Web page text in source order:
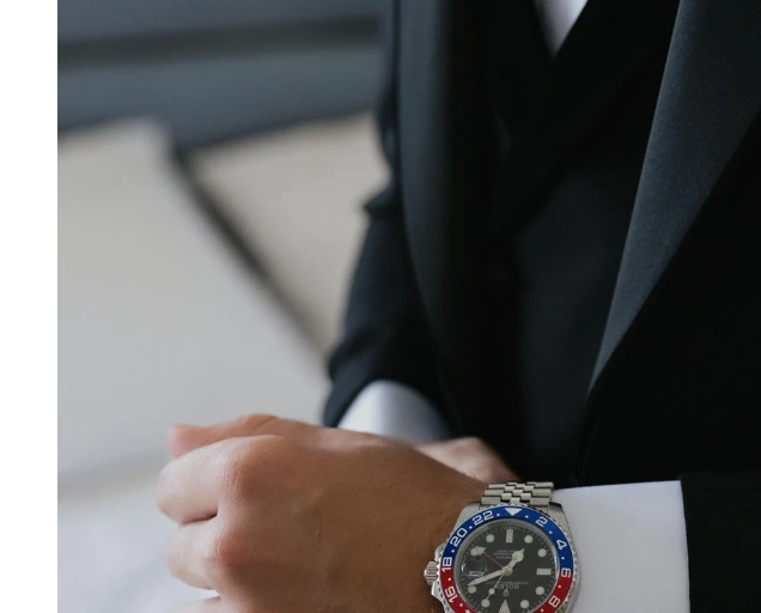
比Model 3便宜？不，比Model 3有面儿——试驾雷克萨斯ES 500e
Xbox 25岁生日送壁纸送徽章，就是不送主机，你领不领？
别再用汽车USB给MacBook充电了！老司机教你3招真·快充
花钱买宝马，启动先看蜘蛛侠？”车主怒了：车内不是广告屏！
Windows 11家庭版和专业版，选错真的会后悔吗？
你的U盘格式对了吗？详解exFAT和NTFS的终极对决
维修店最怕的“作死”操作：把手机塞冰箱，你中招了吗？
实测索尼黑科技：能降温能加热的“颈环”，除了贵还有啥缺点？